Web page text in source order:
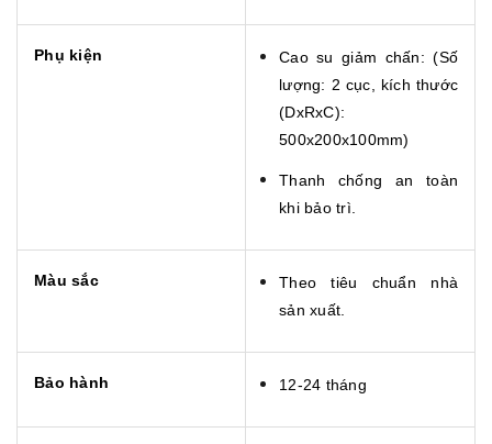
Phụ kiện
Cao su giảm chấn: (Số
lượng: 2 cục, kích thước
(DxRxC):
500x200x100mm)
Thanh chống an toàn
khi bảo trì.
Màu sắc
Theo tiêu chuẩn nhà
sản xuất.
Bảo hành 12-24 tháng